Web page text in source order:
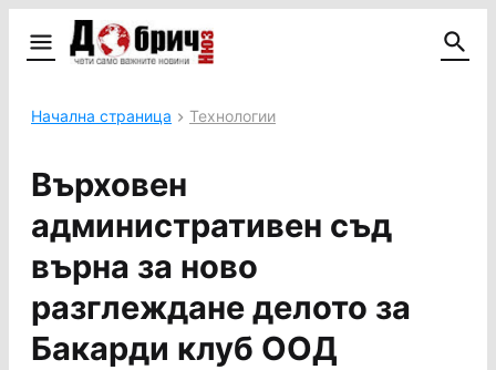
Начална страница Технологии
Върховен
административен съд
върна за ново
разглеждане делото за
Бакарди клуб ООД